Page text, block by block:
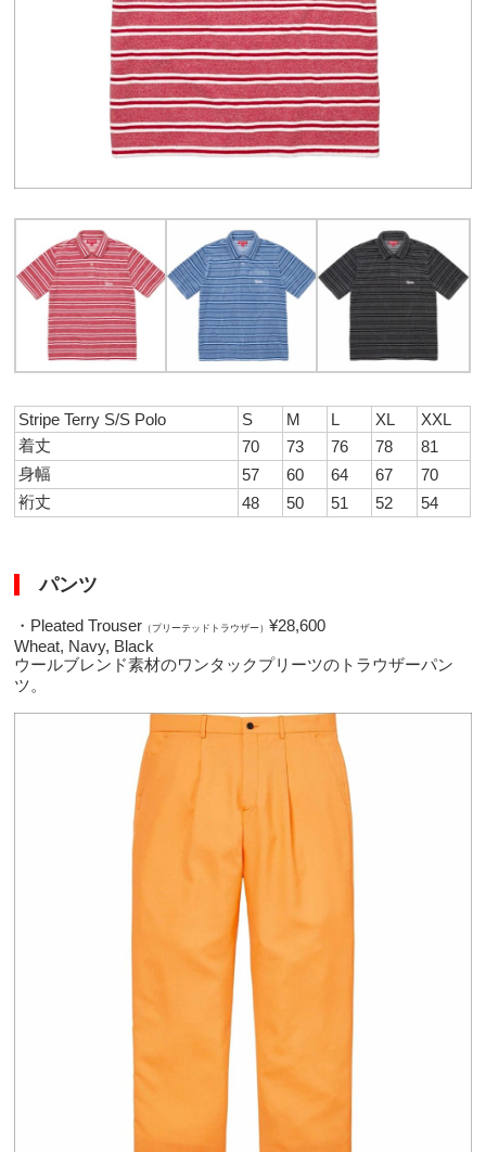
Stripe Terry S/S Polo S M L XL
XXL
着丈
70 73 76 78
81
身幅
57 60 64 67
70
裄丈
48 50 51 52 54
パンツ
・Pleated Trouser （プリーテッドトラウザー）¥28,600
Wheat, Navy, Black
ウールブレンド素材のワンタックプリーツのトラウザーパン
ツ。